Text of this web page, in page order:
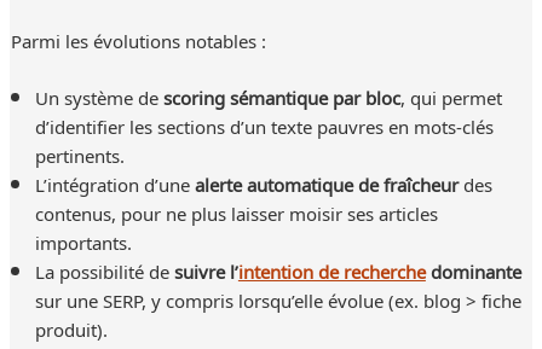
Parmi les évolutions notables :
Un système descoring sémantique par bloc, qui permet
d’identifier les sections d’un texte pauvres en mots-clés
pertinents.
L’intégration d’unealerte automatique de fraîcheurdes
contenus, pour ne plus laisser moisir ses articles
importants.
La possibilité desuivre l’intention de recherchedominante
sur une SERP, y compris lorsqu’elle évolue (ex. blog > fiche
produit).